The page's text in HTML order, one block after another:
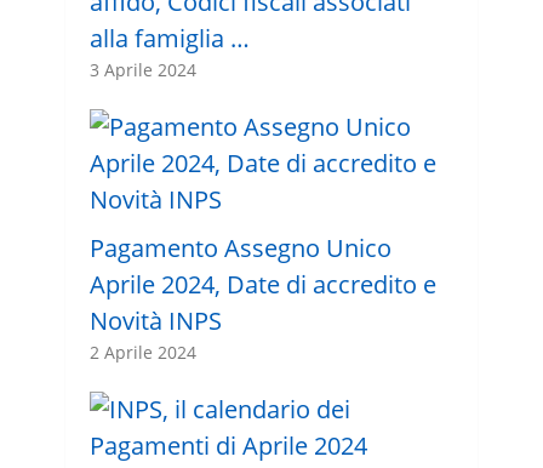
alla famiglia …
3 Aprile 2024
Pagamento Assegno Unico
Aprile 2024, Date di accredito e
Novità INPS
2 Aprile 2024